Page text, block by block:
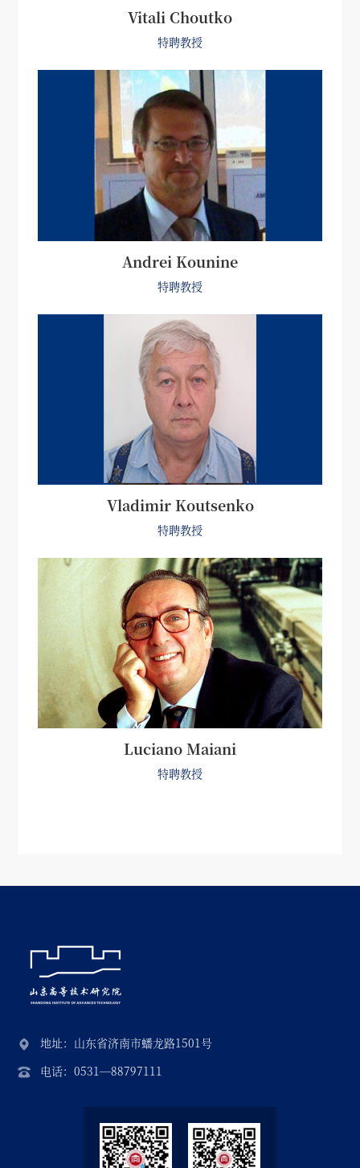
Vitali Choutko
特聘教授
Andrei Kounine
特聘教授
Vladimir Koutsenko
特聘教授
Luciano Maiani
特聘教授
地址：山东省济南市蟠龙路1501号
电话：0531—88797111